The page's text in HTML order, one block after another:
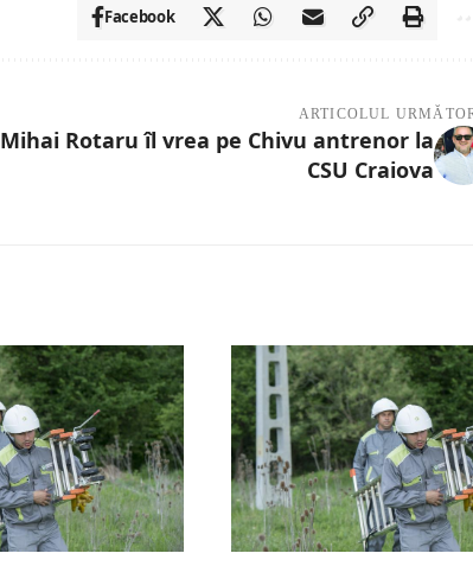
Facebook
ARTICOLUL
Mihai Rotaru îl vrea pe Chivu antrenor la
CSU Craiova